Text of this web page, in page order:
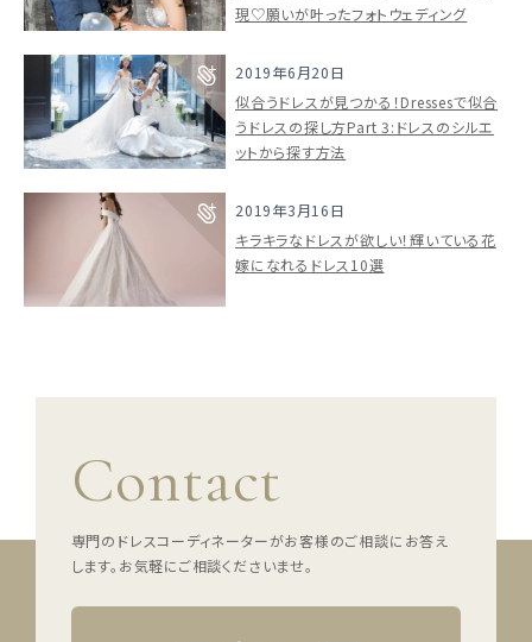
現♡願いが叶ったフォトウェディング
2019年6月20日
似合うドレスが見つかる！Dressesで似合
うドレスの探し方Part 3:ドレスのシルエ
ットから探す方法
2019年3月16日
キラキラなドレスが欲しい！輝いている花
嫁になれるドレス10選
Contact
専門のドレスコーディネーターがお客様のご相談にお答え
します。 お気軽にご相談くださいませ。